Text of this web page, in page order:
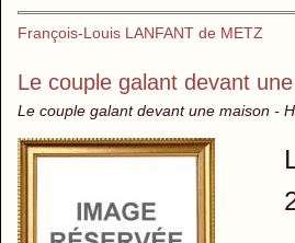
François-Louis LANFANT de METZ
Le couple galant devant
Le couple galant devant une maison -